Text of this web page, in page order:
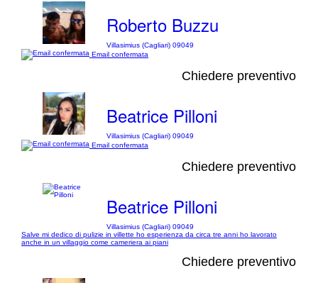
Roberto Buzzu
Villasimius (Cagliari) 09049
Email confermata
Chiedere preventivo
Beatrice Pilloni
Villasimius (Cagliari) 09049
Email confermata
Chiedere preventivo
Beatrice Pilloni
Villasimius (Cagliari) 09049
Salve mi dedico di pulizie in villette ho esperienza da circa tre anni ho lavorato
anche in un villaggio come cameriera ai piani
Chiedere preventivo